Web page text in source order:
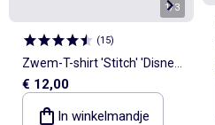
1/3
(15)
Zwem-T-shirt 'Stitch' 'Disney'
met ruches
€ 12,00
In winkelmandje